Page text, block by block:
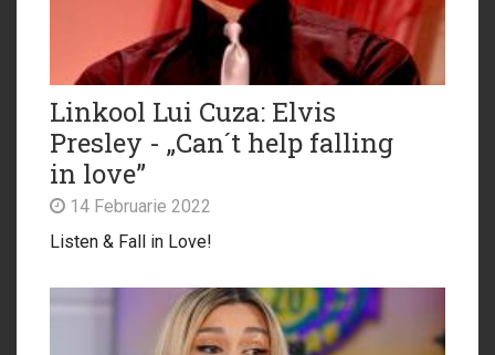
Linkool Lui Cuza: Elvis
Presley - „Can´t help falling
in love”
14 Februarie 2022
Listen & Fall in Love!